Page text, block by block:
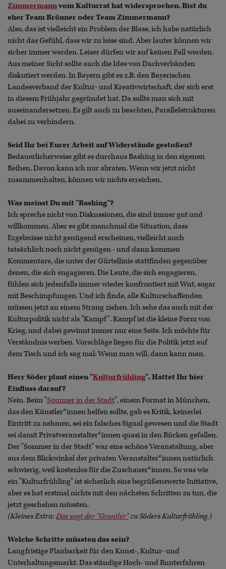
Zimmermannvom Kulturrat hat widersprochen. Bist du
eher Team Brönner oder Team Zimmermann?
Also, das ist vielleicht ein Problem der Blase, ich habe natürlich
nicht das Gefühl, dass wir zu leise sind. Aber lauter können wir
sicher immer werden. Leiser dürfen wir auf keinen Fall werden.
Aus meiner Sicht sollte auch die Idee von Dachverbänden
diskutiert werden. In Bayern gibt es z.B. den Bayerischen
Landesverband der Kultur- und Kreativwirtschaft, der sich erst
in diesem Frühjahr gegründet hat. Da sollte man sich mit
auseinandersetzen. Es gilt auch zu beachten, Parallelstrukturen
dabei zu verhindern.
Seid Ihr bei Eurer Arbeit auf Widerstände gestoßen?
Bedauerlicherweise gibt es durchaus Bashing in den eigenen
Reihen. Davon kann ich nur abraten. Wenn wir jetzt nicht
zusammenhalten, können wir nichts erreichen.
Was meinst Du mit "Bashing"?
Ich spreche nicht von Diskussionen, die sind immer gut und
willkommen. Aber es gibt manchmal die Situation, dass
Ergebnisse nicht genügend erscheinen, vielleicht auch
tatsächlich noch nicht genügen - und dann kommen
Kommentare, die unter der Gürtellinie stattfinden gegenüber
denen, die sich engagieren. Die Leute, die sich engagieren,
fühlen sich jedenfalls immer wieder konfrontiert mit Wut, sogar
mit Beschimpfungen. Und ich finde, alle Kulturschaffenden
müssen jetzt an einem Strang ziehen. Ich sehe das auch mit der
Kulturpolitik nicht als "Kampf". Kampf ist die kleine Form von
Krieg, und dabei gewinnt immer nur eine Seite. Ich möchte für
Verständnis werben. Vorschläge liegen für die Politik jetzt auf
dem Tisch und ich sag mal: Wenn man will, dann kann man.
Herr Söder plant einen "Kulturfrühling". Hattet Ihr hier
Einfluss darauf?
Nein. Beim "Sommer in der Stadt", einem Format in München,
das den Künstler*innen helfen sollte, gab es Kritik, keinerlei
Eintritt zu nehmen, sei ein falsches Signal gewesen und die Stadt
sei damit Privatveranstalter*innen quasi in den Rücken gefallen.
Der "Sommer in der Stadt" war eine schöne Veranstaltung, aber
aus dem Blickwinkel der privaten Veranstalter*innen natürlich
schwierig, weil kostenlos für die Zuschauer*innen. So was wie
ein "Kulturfrühling" ist sicherlich eine begrüßenswerte Initiative,
aber es hat erstmal nichts mit den nächsten Schritten zu tun, die
jetzt geschehen müssten.
(Kleines Extra:Das sagt der "Grantler"zu Söders Kulturfrühling.)
Welche Schritte müssten das sein?
Langfristige Planbarkeit für den Kunst-, Kultur- und
Unterhaltungsmarkt. Das ständige Hoch- und Runterfahren